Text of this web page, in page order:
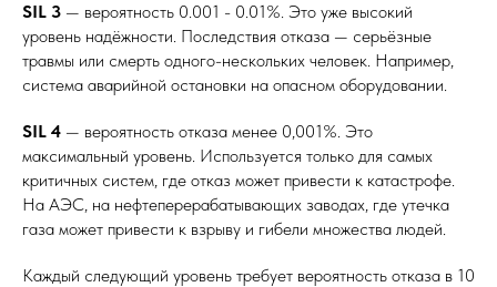
SIL 3 — вероятность 0.001 - 0.01%. Это уже высокий
уровень надёжности. Последствия отказа — серьёзные
травмы или смерть одного-нескольких человек. Например,
система аварийной остановки на опасном оборудовании.
SIL 4 — вероятность отказа менее 0,001%. Это
максимальный уровень. Используется только для самых
критичных систем, где отказ может привести к катастрофе.
На АЭС, на нефтеперерабатывающих заводах, где утечка
газа может привести к взрыву и гибели множества людей.
Каждый следующий уровень требует вероятность отказа в 10